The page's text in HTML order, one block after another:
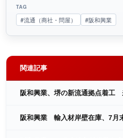
TAG
#流通（商社・問屋） #阪和興業
関連記事
阪和興業、堺の新流通拠点着工
阪和興業 輸入材岸壁在庫、7月